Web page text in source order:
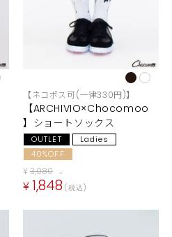
【ネコポス可(一律330円)】
【ARCHIVIO×Chocomoo
】ショートソックス
OUTLET
Ladies
40%OFF
¥3,080 →
¥1,848 税込